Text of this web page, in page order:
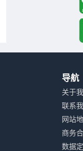
导航
关于
联系
网站
商务
数据